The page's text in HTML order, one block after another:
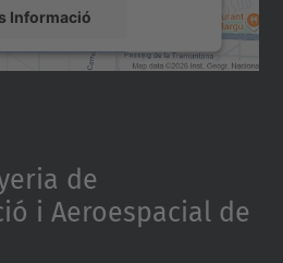
Informació
Accepta
de
i Aeroespacial de